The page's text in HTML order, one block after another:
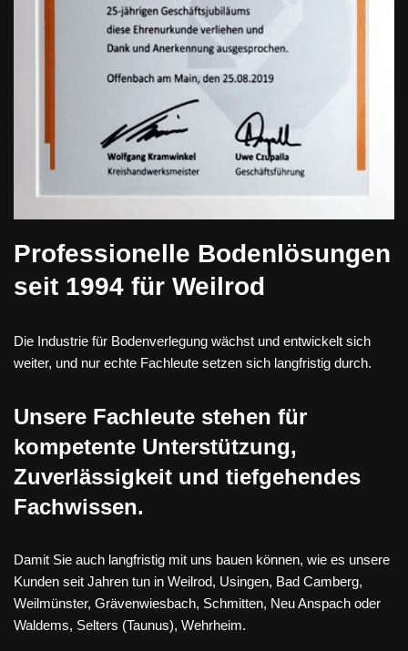
Professionelle Bodenlösungen
seit 1994 für Weilrod
Die Industrie für Bodenverlegung wächst und entwickelt sich
weiter, und nur echte Fachleute setzen sich langfristig durch.
Unsere Fachleute stehen für
kompetente Unterstützung,
Zuverlässigkeit und tiefgehendes
Fachwissen.
Damit Sie auch langfristig mit uns bauen können, wie es unsere
Kunden seit Jahren tun in Weilrod, Usingen, Bad Camberg,
Weilmünster, Grävenwiesbach, Schmitten, Neu Anspach oder
Waldems, Selters (Taunus), Wehrheim.